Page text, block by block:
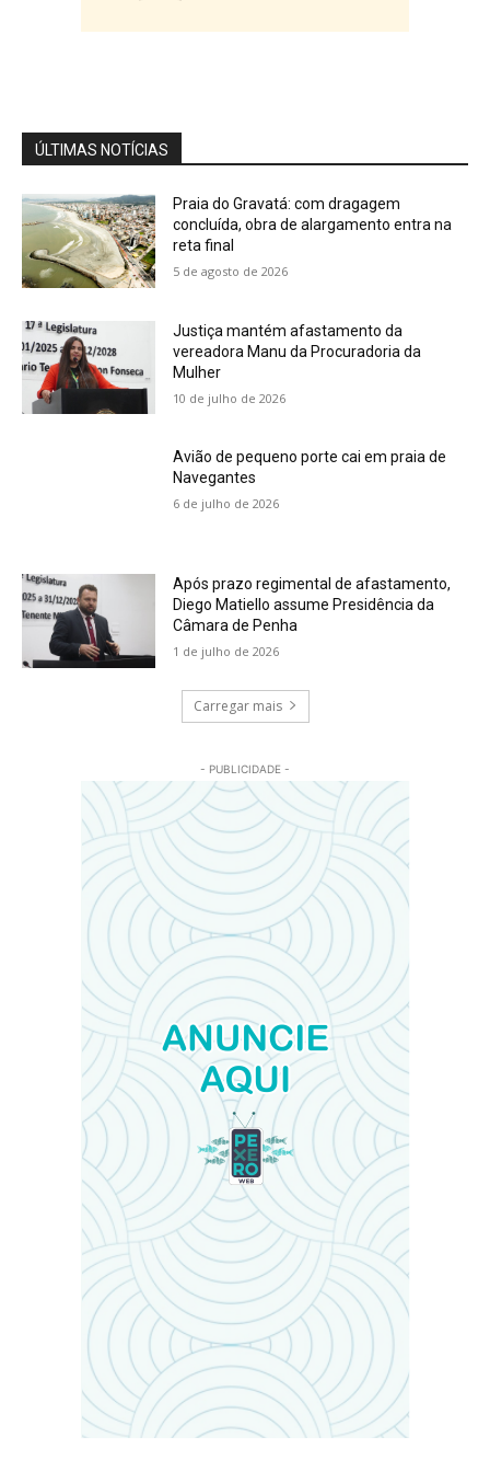
ÚLTIMAS NOTÍCIAS
Praia do Gravatá: com dragagem
concluída, obra de alargamento entra na
reta final
5 de agosto de 2026
Justiça mantém afastamento da
vereadora Manu da Procuradoria da
Mulher
10 de julho de 2026
Avião de pequeno porte cai em praia de
Navegantes
6 de julho de 2026
Após prazo regimental de afastamento,
Diego Matiello assume Presidência da
Câmara de Penha
1 de julho de 2026
Carregar mais
- PUBLICIDADE -